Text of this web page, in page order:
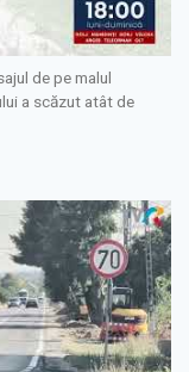
de pe malul
a scăzut atât de